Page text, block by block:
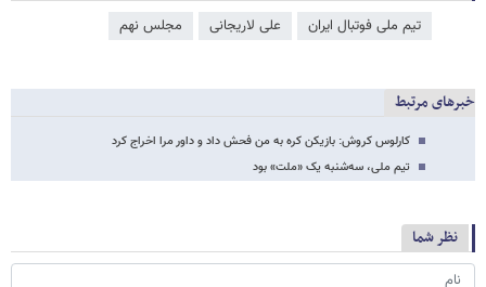
تیم ملی فوتبال ایران علی لاریجانی مجلس نهم
خبرهای مرتبط
کارلوس کروش: بازیکن کره به من فحش داد و داور مرا اخراج کرد
تیم‌ ملی، سه‌شنبه یک «ملت» بود
نظر شما